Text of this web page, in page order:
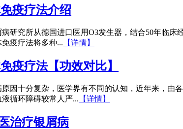
疫疗法介绍
研究所从德国进口医用O3发生器，结合50年临
疫疗法将多种... 【详情】
疫疗法【功效对比】
因十分复杂，医学界有不同的认知，近年来，由
液循环障碍较常人严... 【详情】
治疗银屑病